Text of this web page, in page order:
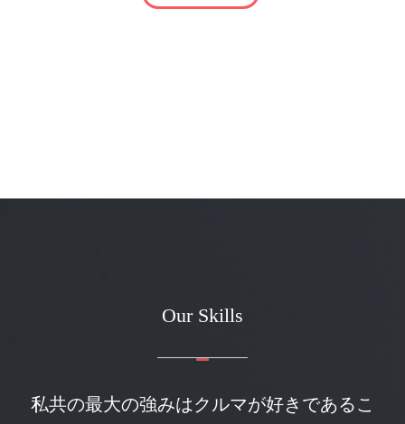
Our Skills
私共の最大の強みはクルマが好きであるこ